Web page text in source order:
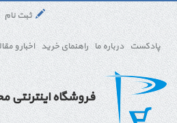
ثبت نام
پادکست درباره ما راهنمای خرید اخبار و
فروشگاه